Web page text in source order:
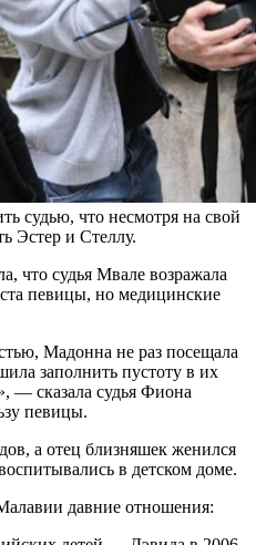
судью, что несмотря на свой
Эстер и Стеллу.
что судья Мвале возражала
певицы, но медицинские
Мадонна не раз посещала
заполнить пустоту в их
— сказала судья Фиона
певицы.
а отец близняшек женился
в детском доме.
давние отношения: